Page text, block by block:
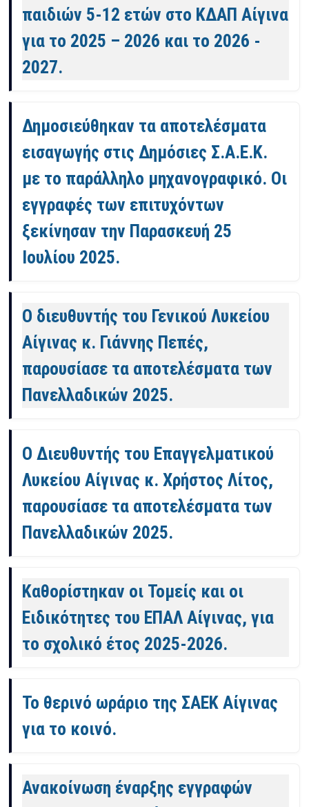
παιδιών 5-12 ετών στο ΚΔΑΠ Αίγινα
για το 2025 – 2026 και το 2026 -
2027.
Δημοσιεύθηκαν τα αποτελέσματα
εισαγωγής στις Δημόσιες Σ.Α.Ε.Κ.
με το παράλληλο μηχανογραφικό. Οι
εγγραφές των επιτυχόντων
ξεκίνησαν την Παρασκευή 25
Ιουλίου 2025.
Ο διευθυντής του Γενικού Λυκείου
Αίγινας κ. Γιάννης Πεπές,
παρουσίασε τα αποτελέσματα των
Πανελλαδικών 2025.
Ο Διευθυντής του Επαγγελματικού
Λυκείου Αίγινας κ. Χρήστος Λίτος,
παρουσίασε τα αποτελέσματα των
Πανελλαδικών 2025.
Καθορίστηκαν οι Τομείς και οι
Ειδικότητες του ΕΠΑΛ Αίγινας, για
το σχολικό έτος 2025-2026.
Το θερινό ωράριο της ΣΑΕΚ Αίγινας
για το κοινό.
Ανακοίνωση έναρξης εγγραφών